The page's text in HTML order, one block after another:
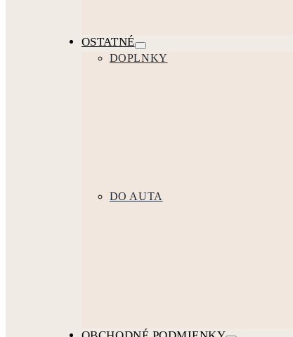
OSTATNÉ
DOPLNKY
DO AUTA